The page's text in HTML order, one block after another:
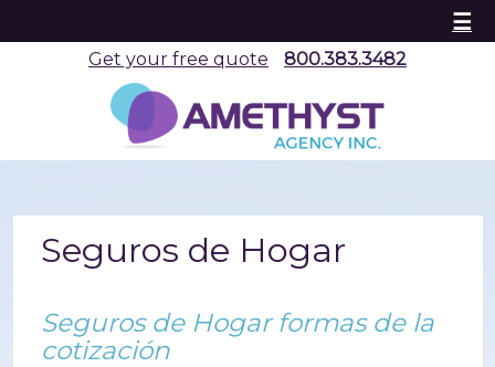
☰
Get your free quote 800.383.3482
Seguros de Hogar
Seguros de Hogar formas de la
cotización